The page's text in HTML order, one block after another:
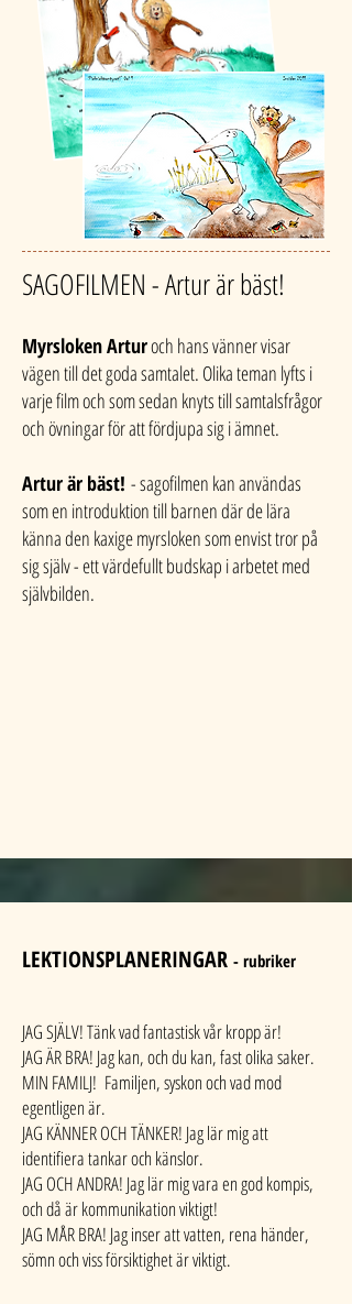
SAGOFILMEN - Artur är bäst!
Myrsloken Arturoch hans vänner visar
vägen till det goda samtalet. Olika teman lyfts i
varje film och som sedan knyts till samtalsfrågor
och övningar för att fördjupa sig i ämnet.
Artur är bäst! - sagofilmen kan användas
som en introduktion till barnen där de lära
känna den kaxige myrsloken som envist tror på
sig själv - ett värdefullt budskap i arbetet med
självbilden.
LEKTIONSPLANERINGAR - rubriker
JAG SJÄLV! Tänk vad fantastisk vår kropp är!
JAG ÄR BRA! Jag kan, och du kan, fast olika saker.
MIN FAMILJ! Familjen, syskon och vad mod
egentligen är.
JAG KÄNNER OCH TÄNKER! Jag lär mig att
identifiera tankar och känslor.
JAG OCH ANDRA! Jag lär mig vara en god kompis,
och då är kommunikation viktigt!
JAG MÅR BRA! Jag inser att vatten, rena händer,
sömn och viss försiktighet är viktigt.